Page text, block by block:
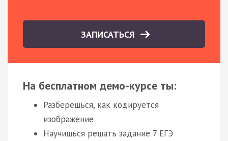
ЗАПИСАТЬСЯ
На бесплатном демо-курсе ты:
Разберёшься, как кодируется
изображение
Научишься решать задание 7 ЕГЭ